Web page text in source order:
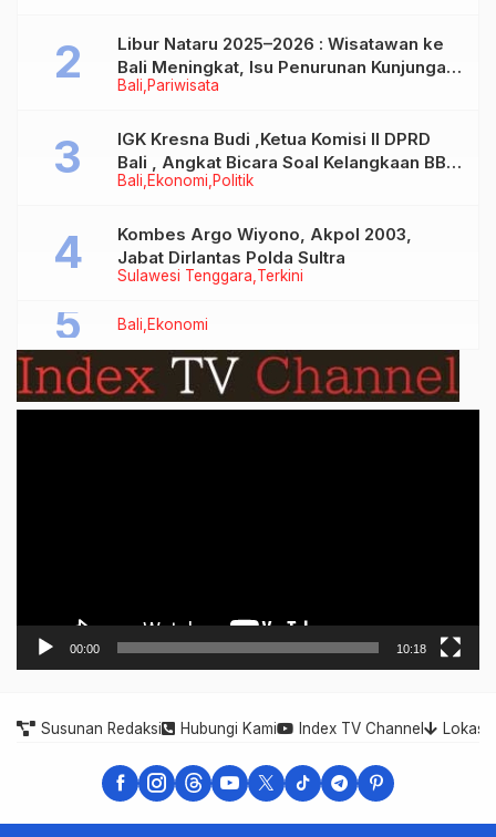
Bali Pariwisata
Libur Nataru 2025–2026 : Wisatawan ke
Bali Meningkat, Isu Penurunan Kunjungan
Tidak Benar
Bali Ekonomi Politik
IGK Kresna Budi ,Ketua Komisi II DPRD
Bali , Angkat Bicara Soal Kelangkaan BBM
Bersubsidi Jenis Solar
Sulawesi Tenggara Terkini
Kombes Argo Wiyono, Akpol 2003,
Jabat Dirlantas Polda Sultra
Bali Ekonomi
00:00 10:18
Susunan Redaksi Hubungi Kami Index TV Channel Lokasi